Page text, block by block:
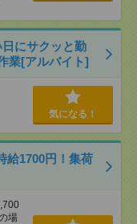
日にサクッと勤
業[アルバイト]
気になる！
給1700円！集荷
場